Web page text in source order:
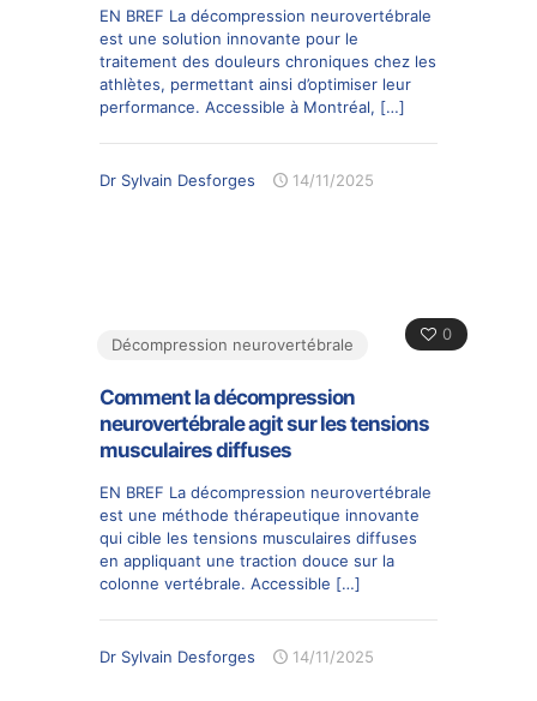
EN BREF La décompression neurovertébrale
est une solution innovante pour le
traitement des douleurs chroniques chez les
athlètes, permettant ainsi d’optimiser leur
performance. Accessible à Montréal, […]
Dr Sylvain Desforges 14/11/2025
0
Décompression neurovertébrale
Comment la décompression
neurovertébrale agit sur les tensions
musculaires diffuses
EN BREF La décompression neurovertébrale
est une méthode thérapeutique innovante
qui cible les tensions musculaires diffuses
en appliquant une traction douce sur la
colonne vertébrale. Accessible […]
Dr Sylvain Desforges 14/11/2025